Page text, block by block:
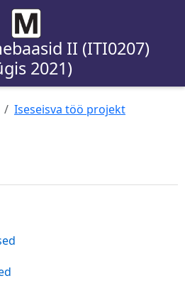
II (ITI0207)
2021)
Iseseisva töö projekt